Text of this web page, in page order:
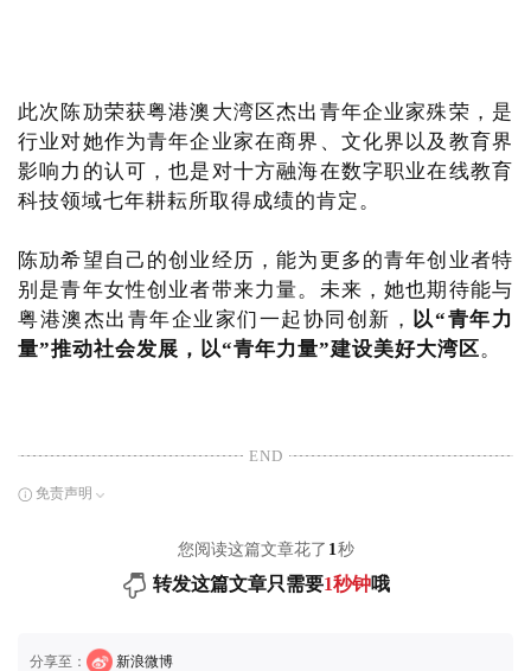
此次陈劢荣获粤港澳大湾区杰出青年企业家殊荣，是
行业对她作为青年企业家在商界、文化界以及教育界
影响力的认可，也是对十方融海在数字职业在线教育
科技领域七年耕耘所取得成绩的肯定。
陈劢希望自己的创业经历，能为更多的青年创业者特
别是青年女性创业者带来力量。未来，她也期待能与
粤港澳杰出青年企业家们一起协同创新， 以“青年力
量”推动社会发展，以“青年力量”建设美好大湾区。
END
免责声明
您阅读这篇文章花了 1秒
转发这篇文章只需要1秒钟哦
分享至： 新浪微博